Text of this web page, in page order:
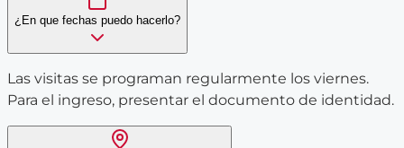
¿En que fechas puedo hacerlo?
Las visitas se programan regularmente los viernes.
Para el ingreso, presentar el documento de identidad.